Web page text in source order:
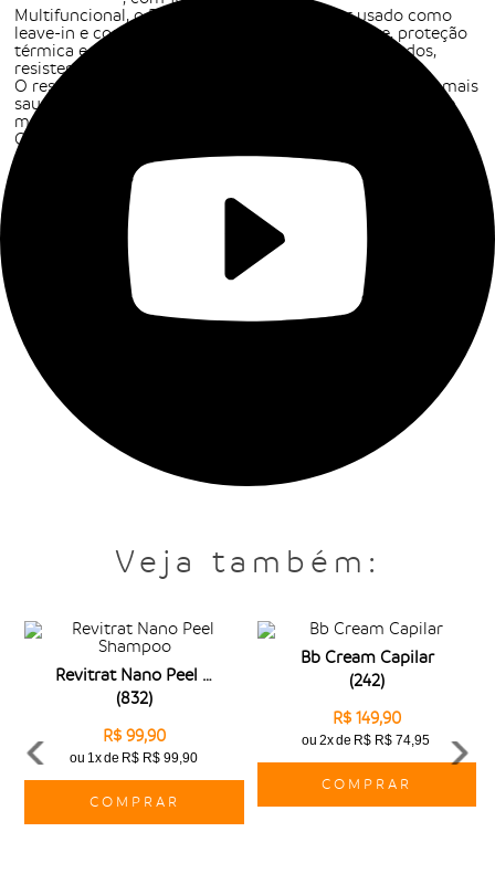
Multifuncional, o BB Cream Capilar pode ser usado como
leave-in e condicionador. Com ação antioxidante, proteção
térmica e solar, colabora para cabelos mais hidratados,
resistentes e livres de frizz.
O resultado da hidratação capilar são fios com aspecto mais
saudável, brilhoso e macio e cachos mais definidos e com
menos frizz.
Quer descobrir todos os produtos da nossa linha capilar e
muito mais? Continue com a gente e abasteça o seu
carrinho de compras.
Veja também:
Revitrat Nano Peel Shampoo
(832)
R$ 99,90
ou 1xde R$ R$ 99,90
COMPRAR
Bb Cream Capilar
(242)
R$ 149,90
ou 2xde R$ R$ 74,95
COMPRAR